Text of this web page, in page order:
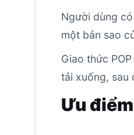
Người dùng
một bản sao
Giao thức
tải xuống, sau
Ưu